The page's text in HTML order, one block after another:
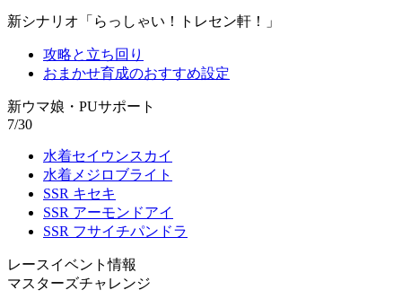
新シナリオ「らっしゃい！トレセン軒！」
攻略と立ち回り
おまかせ育成のおすすめ設定
新ウマ娘・PUサポート
7/30
水着セイウンスカイ
水着メジロブライト
SSR キセキ
SSR アーモンドアイ
SSR フサイチパンドラ
レースイベント情報
マスターズチャレンジ